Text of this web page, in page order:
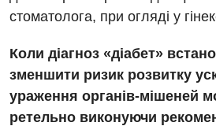
Кардіологія
Кардіохірургія
Мамологія
Медична психологія
стоматолога, при огляді у
Коли діагноз «діабет»
зменшити ризик розвитку
ураження органів-мішеней
ретельно виконуючи